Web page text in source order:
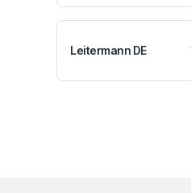
Leitermann DE